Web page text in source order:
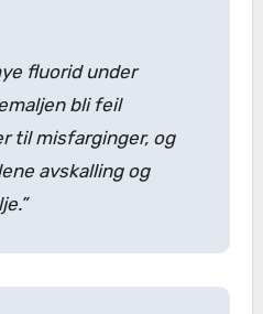
fluorid under
bli feil
til misfarginger, og
avskalling og